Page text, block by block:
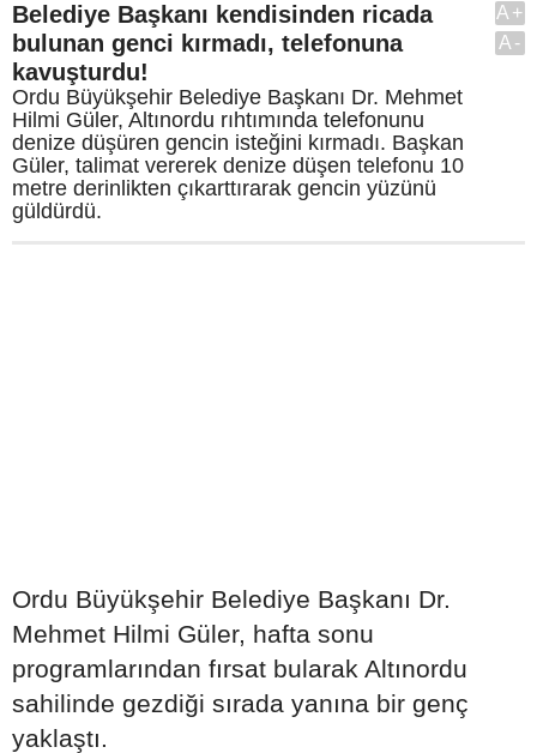
Belediye Başkanı kendisinden ricada
bulunan genci kırmadı, telefonuna
kavuşturdu!
Ordu Büyükşehir Belediye Başkanı Dr. Mehmet
Hilmi Güler, Altınordu rıhtımında telefonunu
denize düşüren gencin isteğini kırmadı. Başkan
Güler, talimat vererek denize düşen telefonu 10
metre derinlikten çıkarttırarak gencin yüzünü
güldürdü.
A+
A-
Ordu Büyükşehir Belediye Başkanı Dr.
Mehmet Hilmi Güler, hafta sonu
programlarından fırsat bularak Altınordu
sahilinde gezdiği sırada yanına bir genç
yaklaştı.